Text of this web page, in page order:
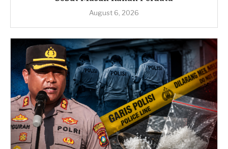
August 6, 2026